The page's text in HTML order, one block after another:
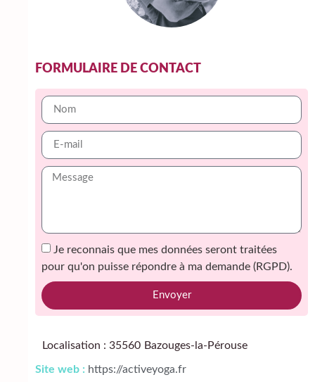
FORMULAIRE DE CONTACT
Je reconnais que mes données seront traitées
pour qu'on puisse répondre à ma demande (RGPD).
Envoyer
Alternative:
Localisation : 35560 Bazouges-la-Pérouse
Site web : https://activeyoga.fr